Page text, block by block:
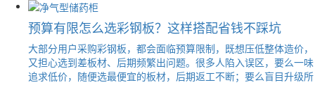
预算有限怎么选彩钢板？这样搭配省钱不踩坑
大部分用户采购彩钢板，都会面临预算限制，既想压低整体造价，
又担心选到差板材、后期频繁出问题。很多人陷入误区，要么一味
追求低价，随便选最便宜的板材，后期返工不断；要么盲目升级所